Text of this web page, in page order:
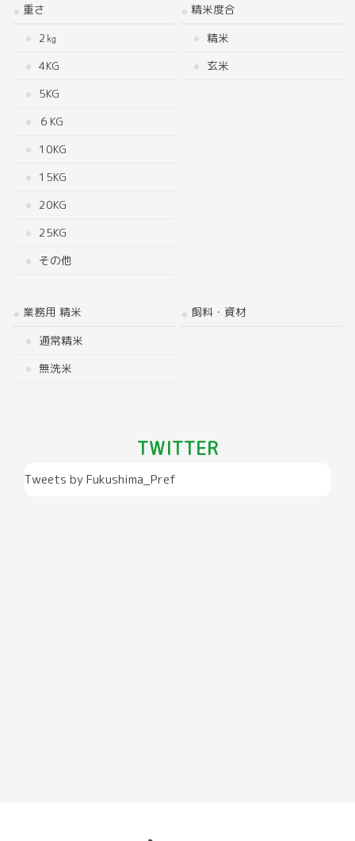
重さ
2㎏
4KG
5KG
６KG
10KG
15KG
20KG
25KG
その他
精米度合
精米
玄米
業務用 精米
通常精米
無洗米
飼料・資材
TWITTER
Tweets by Fukushima_Pref